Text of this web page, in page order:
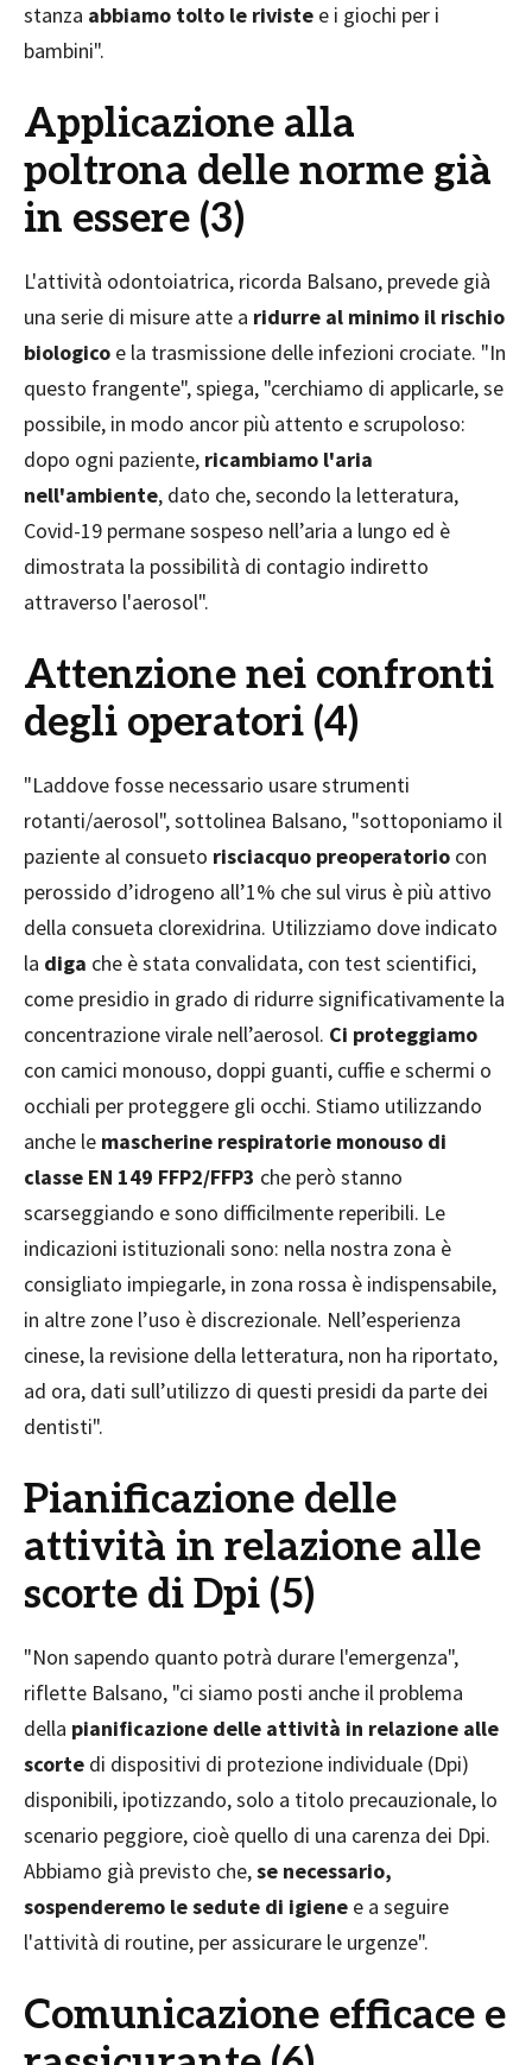
stanza abbiamo tolto le riviste e i giochi per i
bambini".
Applicazione alla
poltrona delle norme già
in essere (3)
L'attività odontoiatrica, ricorda Balsano, prevede già
una serie di misure atte a ridurre al minimo il rischio
biologico e la trasmissione delle infezioni crociate. "In
questo frangente", spiega, "cerchiamo di applicarle, se
possibile, in modo ancor più attento e scrupoloso:
dopo ogni paziente, ricambiamo l'aria
nell'ambiente, dato che, secondo la letteratura,
Covid-19 permane sospeso nell’aria a lungo ed è
dimostrata la possibilità di contagio indiretto
attraverso l'aerosol".
Attenzione nei confronti
degli operatori (4)
"Laddove fosse necessario usare strumenti
rotanti/aerosol", sottolinea Balsano, "sottoponiamo il
paziente al consueto risciacquo preoperatorio con
perossido d’idrogeno all’1% che sul virus è più attivo
della consueta clorexidrina. Utilizziamo dove indicato
la diga che è stata convalidata, con test scientifici,
come presidio in grado di ridurre significativamente la
concentrazione virale nell’aerosol. Ci proteggiamo
con camici monouso, doppi guanti, cuffie e schermi o
occhiali per proteggere gli occhi. Stiamo utilizzando
anche le mascherine respiratorie monouso di
classe EN 149 FFP2/FFP3 che però stanno
scarseggiando e sono difficilmente reperibili. Le
indicazioni istituzionali sono: nella nostra zona è
consigliato impiegarle, in zona rossa è indispensabile,
in altre zone l’uso è discrezionale. Nell’esperienza
cinese, la revisione della letteratura, non ha riportato,
ad ora, dati sull’utilizzo di questi presidi da parte dei
dentisti".
Pianificazione delle
attività in relazione alle
scorte di Dpi (5)
"Non sapendo quanto potrà durare l'emergenza",
riflette Balsano, "ci siamo posti anche il problema
della pianificazione delle attività in relazione alle
scorte di dispositivi di protezione individuale (Dpi)
disponibili, ipotizzando, solo a titolo precauzionale, lo
scenario peggiore, cioè quello di una carenza dei Dpi.
Abbiamo già previsto che,se necessario,
sospenderemo le sedute di igiene e a seguire
l'attività di routine, per assicurare le urgenze".
Comunicazione efficace e